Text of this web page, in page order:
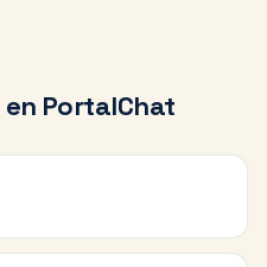
en PortalChat